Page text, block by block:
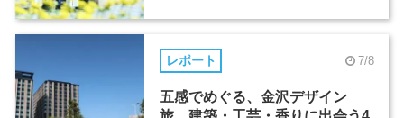
レポート 7/8
五感でめぐる、金沢デザイン